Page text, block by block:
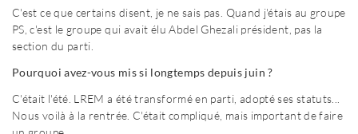
C'est ce que certains disent, je ne sais pas. Quand j'étais au groupe
PS, c'est le groupe qui avait élu Abdel Ghezali président, pas la
section du parti.
Pourquoi avez-vous mis si longtemps depuis juin ?
C'était l'été. LREM a été transformé en parti, adopté ses statuts...
Nous voilà à la rentrée. C'était compliqué, mais important de faire